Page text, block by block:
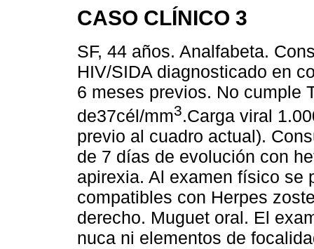
CASO CLÍNICO 3
SF, 44 años. Analfabeta.
HIV/SIDA diagnosticado en
6 meses previos. No cumple
de37cél/mm3.Carga viral
previo al cuadro actual).
de 7 días de evolución con
apirexia. Al examen físico se
compatibles con Herpes
derecho. Muguet oral. El
nuca ni elementos de